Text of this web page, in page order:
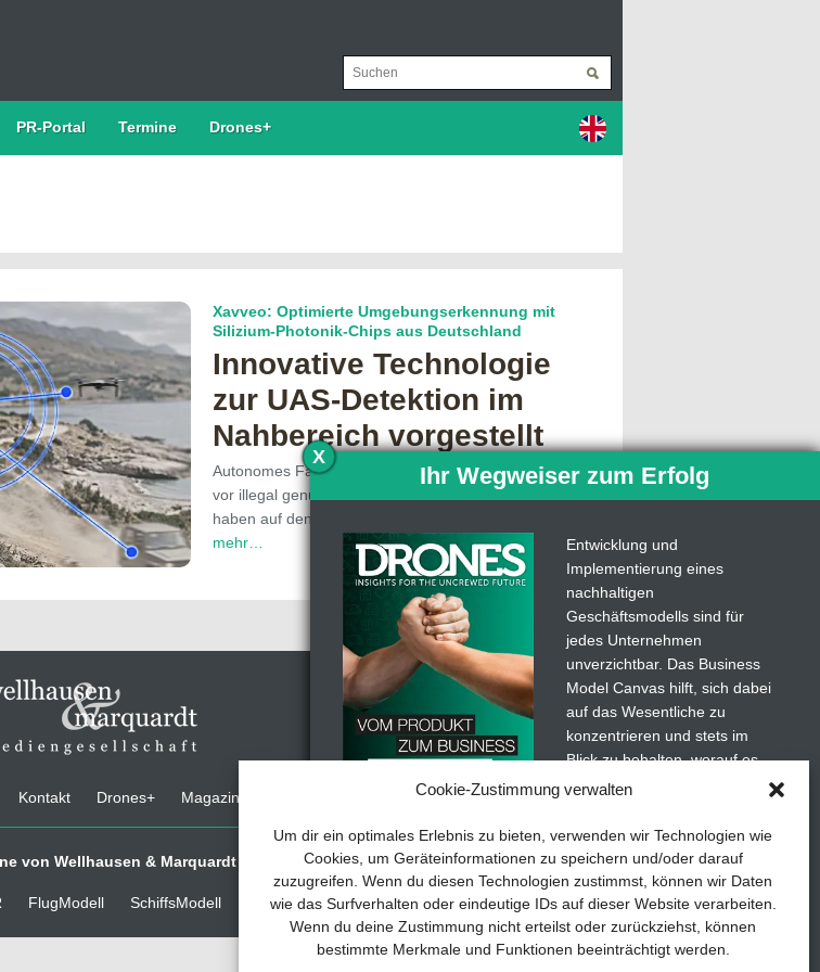
Cookie-Zustimmung verwalten
Um dir ein optimales Erlebnis zu bieten, verwenden wir Technologien wie
Cookies, um Geräteinformationen zu speichern und/oder darauf
zuzugreifen. Wenn du diesen Technologien zustimmst, können wir Daten
wie das Surfverhalten oder eindeutige IDs auf dieser Website verarbeiten.
Wenn du deine Zustimmung nicht erteilst oder zurückziehst, können
bestimmte Merkmale und Funktionen beeinträchtigt werden.
PR-Portal Termine Drones+
Xavveo: Optimierte Umgebungserkennung mit
Silizium-Photonik-Chips aus Deutschland
Innovative Technologie
zur UAS-Detektion im
Nahbereich vorgestellt
Autonomes Fahren und der Schutz sensibler Areale
vor illegal genutzten unbemannten Flugsystemen
haben auf den ersten Blick nicht viel gemeinsam.
mehr…
Kontakt Drones+ Magazin-Abo
von Wellhausen & Marquardt Medien
FlugModell SchiffsModell TRUCKS & Details TEDDYS kreativ
X
Ihr Wegweiser zum Erfolg
Entwicklung und
Implementierung eines
nachhaltigen
Geschäftsmodells sind für
jedes Unternehmen
unverzichtbar. Das Business
Model Canvas hilft, sich dabei
auf das Wesentliche zu
konzentrieren und stets im
Blick zu behalten, worauf es
wirklich ankommt.
Abonnieren Sie unseren
kostenlosen Newsletter und
laden Sie den umfassenden
Leitfaden für KMU herunter:
„Vom Produkt zum Business:
Der Weg zum Erfolg mit dem